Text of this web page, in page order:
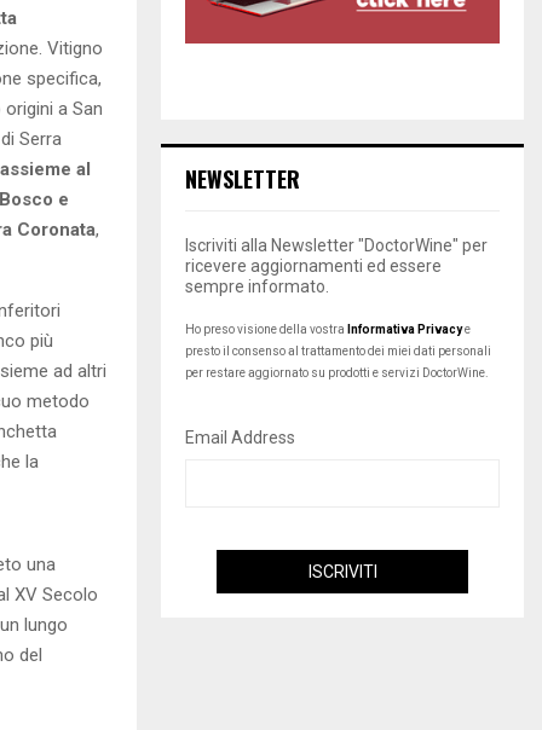
Vitigno
specifica,
a San
Serra
al
e
Coronata,
più
ad altri
metodo
la
una
XV Secolo
lungo
del
NEWSLETTER
Iscriviti alla Newsletter "DoctorWine" per
ricevere aggiornamenti ed essere
sempre informato.
Ho preso visione della vostra Informativa Privacye
presto il consenso al trattamento dei miei dati personali
per restare aggiornato su prodotti e servizi DoctorWine.
Email Address